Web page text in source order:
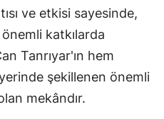
ve etkisi sayesinde,
katkılarda
Tanrıyar'ın hem
şekillenen önemli
mekândır.